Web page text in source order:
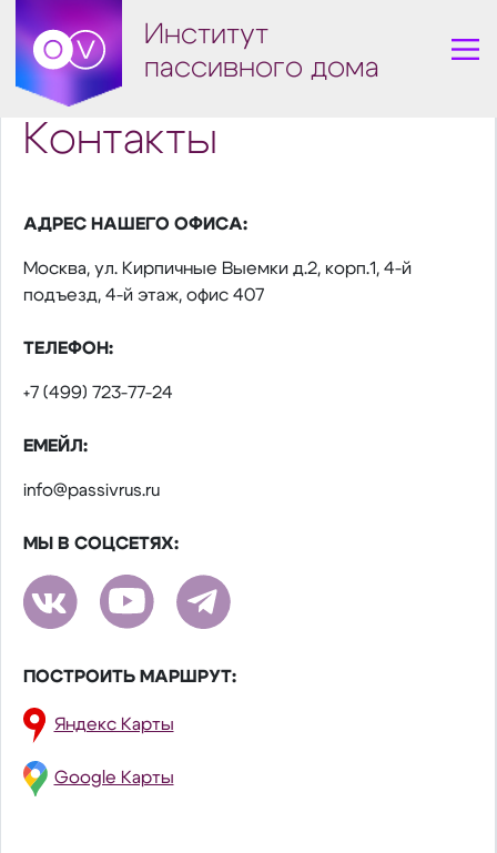
Институт
пассивного дома
Контакты
АДРЕС НАШЕГО ОФИСА:
Москва, ул. Кирпичные Выемки д.2, корп.1, 4-й
подъезд, 4-й этаж, офис 407
ТЕЛЕФОН:
+7 (499) 723-77-24
ЕМЕЙЛ:
info@passivrus.ru
МЫ В СОЦСЕТЯХ:
ПОСТРОИТЬ МАРШРУТ:
Яндекс Карты
Google Карты